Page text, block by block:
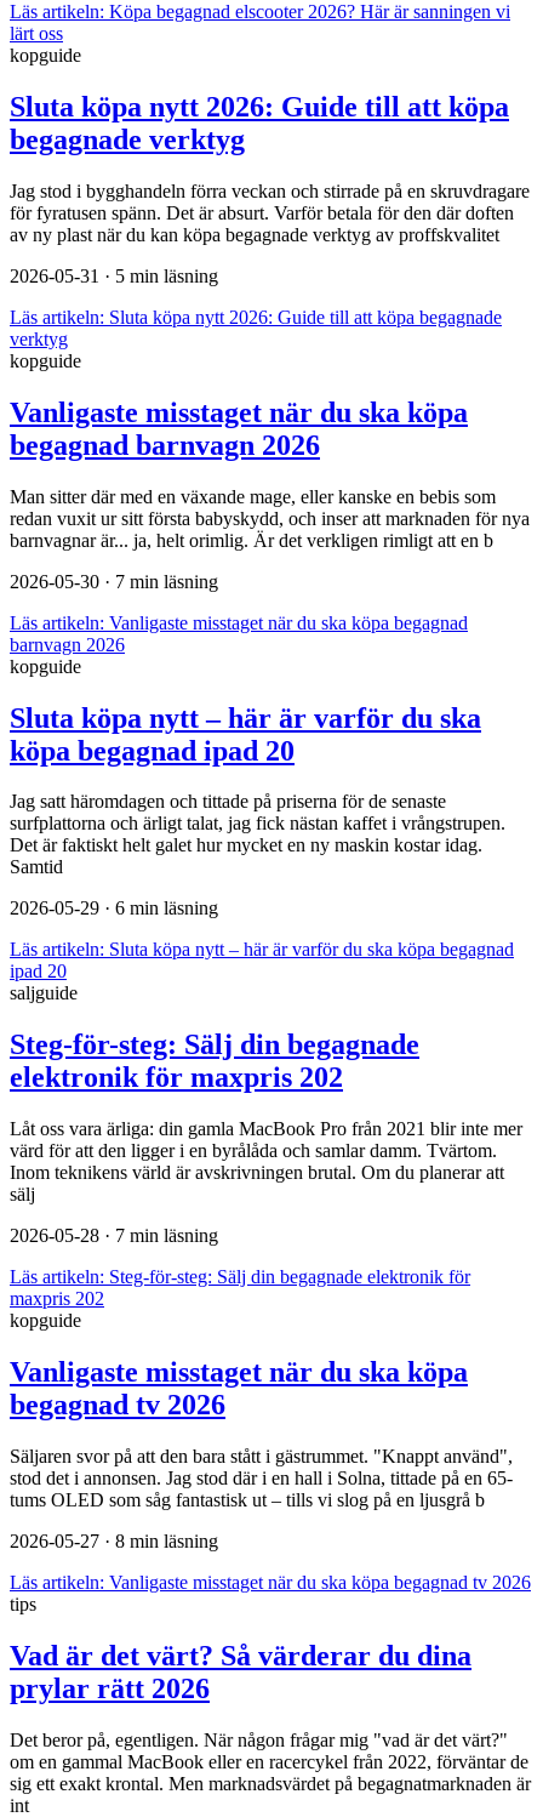
Läs artikeln: Köpa begagnad elscooter 2026? Här är sanningen vi
lärt oss
kopguide
Sluta köpa nytt 2026: Guide till att köpa
begagnade verktyg
Jag stod i bygghandeln förra veckan och stirrade på en skruvdragare
för fyratusen spänn. Det är absurt. Varför betala för den där doften
av ny plast när du kan köpa begagnade verktyg av proffskvalitet
2026-05-31 · 5 min läsning
Läs artikeln: Sluta köpa nytt 2026: Guide till att köpa begagnade
verktyg
kopguide
Vanligaste misstaget när du ska köpa
begagnad barnvagn 2026
Man sitter där med en växande mage, eller kanske en bebis som
redan vuxit ur sitt första babyskydd, och inser att marknaden för nya
barnvagnar är... ja, helt orimlig. Är det verkligen rimligt att en b
2026-05-30 · 7 min läsning
Läs artikeln: Vanligaste misstaget när du ska köpa begagnad
barnvagn 2026
kopguide
Sluta köpa nytt – här är varför du ska
köpa begagnad ipad 20
Jag satt häromdagen och tittade på priserna för de senaste
surfplattorna och ärligt talat, jag fick nästan kaffet i vrångstrupen.
Det är faktiskt helt galet hur mycket en ny maskin kostar idag.
Samtid
2026-05-29 · 6 min läsning
Läs artikeln: Sluta köpa nytt – här är varför du ska köpa begagnad
ipad 20
saljguide
Steg-för-steg: Sälj din begagnade
elektronik för maxpris 202
Låt oss vara ärliga: din gamla MacBook Pro från 2021 blir inte mer
värd för att den ligger i en byrålåda och samlar damm. Tvärtom.
Inom teknikens värld är avskrivningen brutal. Om du planerar att
sälj
2026-05-28 · 7 min läsning
Läs artikeln: Steg-för-steg: Sälj din begagnade elektronik för
maxpris 202
kopguide
Vanligaste misstaget när du ska köpa
begagnad tv 2026
Säljaren svor på att den bara stått i gästrummet. "Knappt använd",
stod det i annonsen. Jag stod där i en hall i Solna, tittade på en 65-
tums OLED som såg fantastisk ut – tills vi slog på en ljusgrå b
2026-05-27 · 8 min läsning
Läs artikeln: Vanligaste misstaget när du ska köpa begagnad tv 2026
tips
Vad är det värt? Så värderar du dina
prylar rätt 2026
Det beror på, egentligen. När någon frågar mig "vad är det värt?"
om en gammal MacBook eller en racercykel från 2022, förväntar de
sig ett exakt krontal. Men marknadsvärdet på begagnatmarknaden är
int